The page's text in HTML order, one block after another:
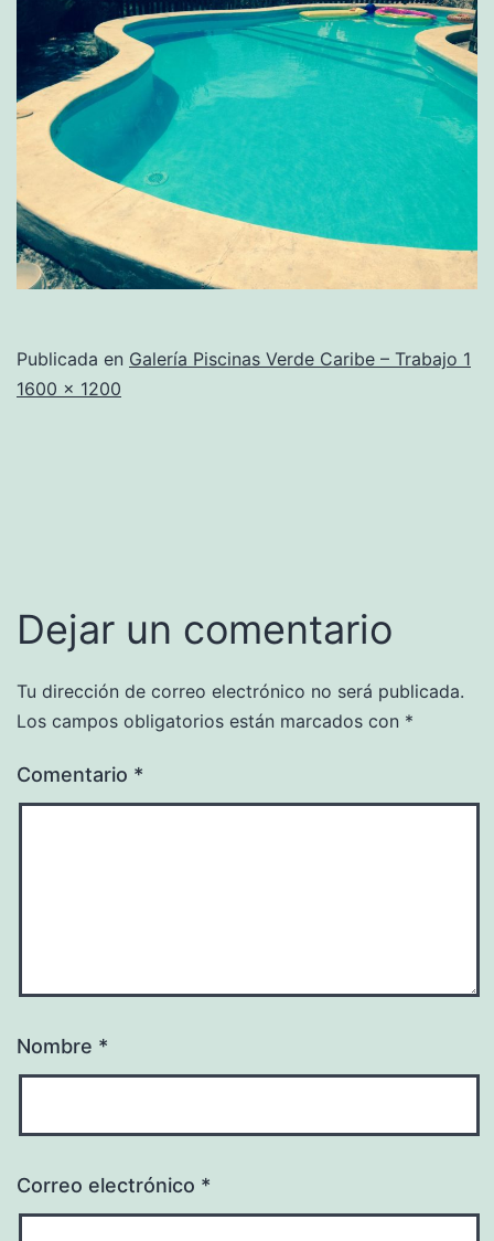
Publicada en Galería Piscinas Verde Caribe – Trabajo 1
Tamaño
1600 × 1200
Dejar un comentario
Tu dirección de correo electrónico no será publicada.
Los campos obligatorios están marcados con *
Comentario *
Nombre *
Correo electrónico *